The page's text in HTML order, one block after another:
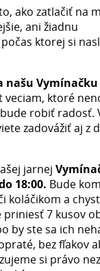
ako zatlačiť na
ani žiadnu
ktorej si
našu Vymínačku
veciam, ktoré
robiť radosť.
zadovážiť aj z
jarnej
18:00. Bude
koláčikom a
7 kusov
by ste sa ich
bez fľakov
si právo